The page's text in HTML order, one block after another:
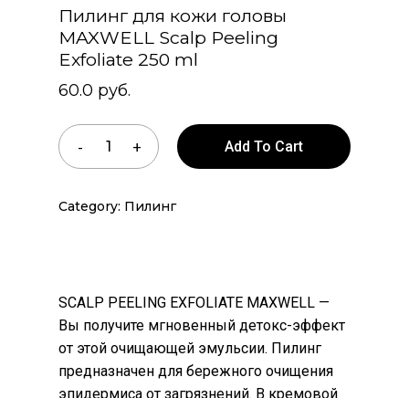
Пилинг для кожи головы
MAXWELL Scalp Peeling
Exfoliate 250 ml
60.0 руб.
Add To Cart
Category: Пилинг
SСALP PEELING EXFOLIATE MAXWELL —
Вы получите мгновенный детокс-эффект
от этой очищающей эмульсии. Пилинг
предназначен для бережного очищения
эпидермиса от загрязнений. В кремовой